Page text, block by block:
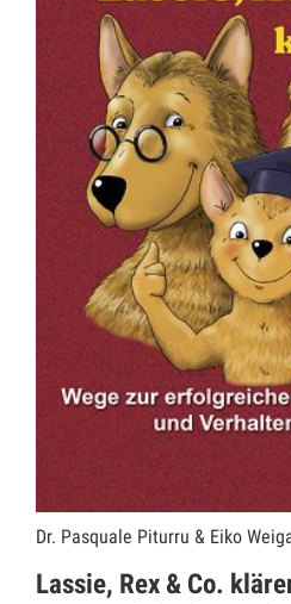
Dr. Pasquale Piturru & Eiko
Lassie, Rex & Co.